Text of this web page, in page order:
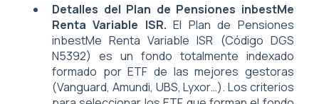
Detalles del Plan de Pensiones inbestMe
Renta Variable ISR.El Plan de Pensiones
inbestMe Renta Variable ISR (Código DGS
N5392) es un fondo totalmente indexado
formado por ETF de las mejores gestoras
(Vanguard, Amundi, UBS, Lyxor…). Los criterios